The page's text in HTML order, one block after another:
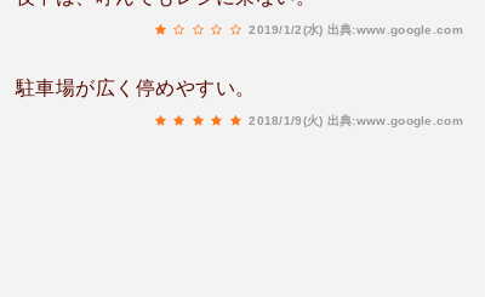
2019/1/2(水) 出典:www.google.com
駐車場が広く停めやすい。
2018/1/9(火) 出典:www.google.com